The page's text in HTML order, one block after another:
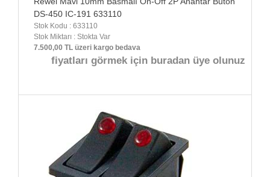
DS-450 IC-191 633110
Stok Kodu : 633110
Stok Miktarı : Stokta Var
7.500,00 TL üzeri kargo bedava
fiyatları görmek için buradan üye olunuz